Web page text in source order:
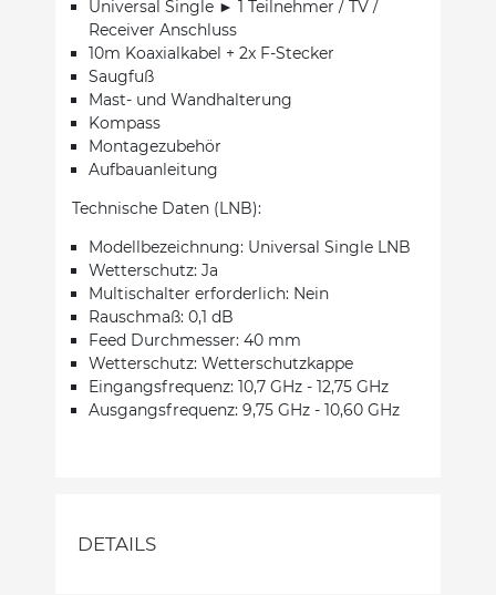
Universal Single ► 1 Teilnehmer / TV /
Receiver Anschluss
10m Koaxialkabel + 2x F-Stecker
Saugfuß
Mast- und Wandhalterung
Kompass
Montagezubehör
Aufbauanleitung
Technische Daten (LNB):
Modellbezeichnung: Universal Single LNB
Wetterschutz: Ja
Multischalter erforderlich: Nein
Rauschmaß: 0,1 dB
Feed Durchmesser: 40 mm
Wetterschutz: Wetterschutzkappe
Eingangsfrequenz: 10,7 GHz - 12,75 GHz
Ausgangsfrequenz: 9,75 GHz - 10,60 GHz
DETAILS